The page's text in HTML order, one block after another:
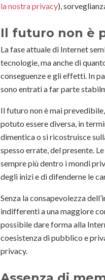
la nostra privacy),
Il futuro non è
La fase attuale di Internet
tecnologie, ma anche di
conseguenze e gli effetti. In
sono entrati a far parte
Il futuro non è mai
potuto essere diversa, in
dimentica o si ricostruisce
spesso errate, del presente.
sempre più dentro i mondi
degli inizi e di difenderne le
Senza la consapevolezza
indifferenti a una maggiore
possibile dare forma alla
coesistenza di pubblico e
privacy.